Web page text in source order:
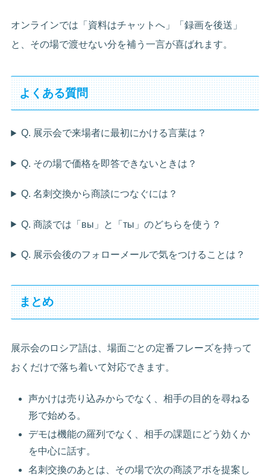
オンラインでは「資料はチャットへ」「録画を後送」
と、その場で渡せない分を補う一言が喜ばれます。
よくある質問
Q. 展示会で来場者に最初にかける言葉は？
Q. その場で価格を即答できないときは？
Q. 名刺交換から商談につなぐには？
Q. 商談では「вы」と「ты」のどちらを使う？
Q. 展示会後のフォローメールで気をつけることは？
まとめ
展示会のロシア語は、場面ごとの定番フレーズを持って
おくだけで落ち着いて対応できます。
声かけは売り込みからでなく、相手の目的を尋ねる
形で始める。
デモは機能の羅列でなく、相手の課題にどう効くか
を中心に話す。
名刺交換のあとは、その場で次の商談アポを提案し